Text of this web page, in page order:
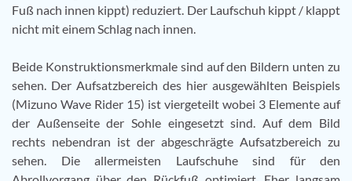
Fuß nach innen kippt) reduziert. Der Laufschuh kippt / klappt
nicht mit einem Schlag nach innen.
Beide Konstruktionsmerkmale sind auf den Bildern unten zu
sehen. Der Aufsatzbereich des hier ausgewählten Beispiels
(Mizuno Wave Rider 15) ist viergeteilt wobei 3 Elemente auf
der Außenseite der Sohle eingesetzt sind. Auf dem Bild
rechts nebendran ist der abgeschrägte Aufsatzbereich zu
sehen. Die allermeisten Laufschuhe sind für den